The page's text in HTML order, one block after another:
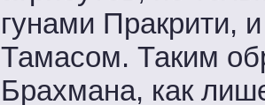
гунами Пракрити,
Тамасом. Таким
Брахмана, как